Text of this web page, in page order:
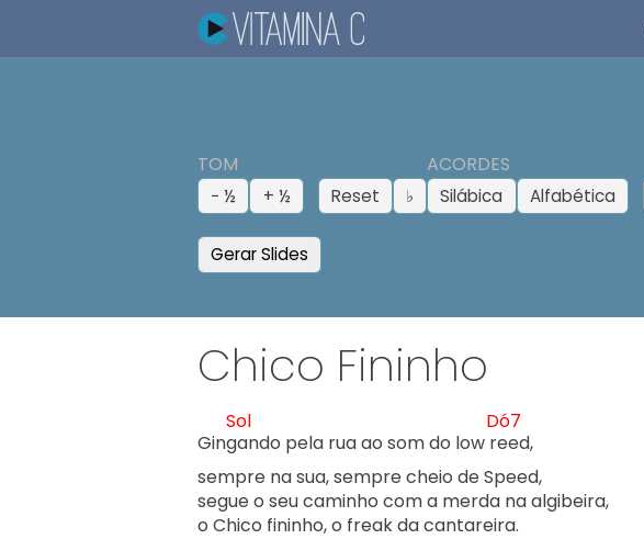
TOM
− ½ + ½ Reset ♭
ACORDES
Silábica Alfabética
Gerar Slides
Chico Fininho
Ging
Sol
ando pela rua ao som do low r
Dó7
eed,
sempre na sua, sempre cheio de Speed,
segue o seu caminho com a merda na algibeira,
o Chico fininho, o freak da cantareira.